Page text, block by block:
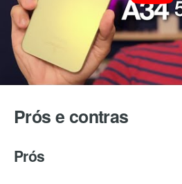
Prós e contras
Prós